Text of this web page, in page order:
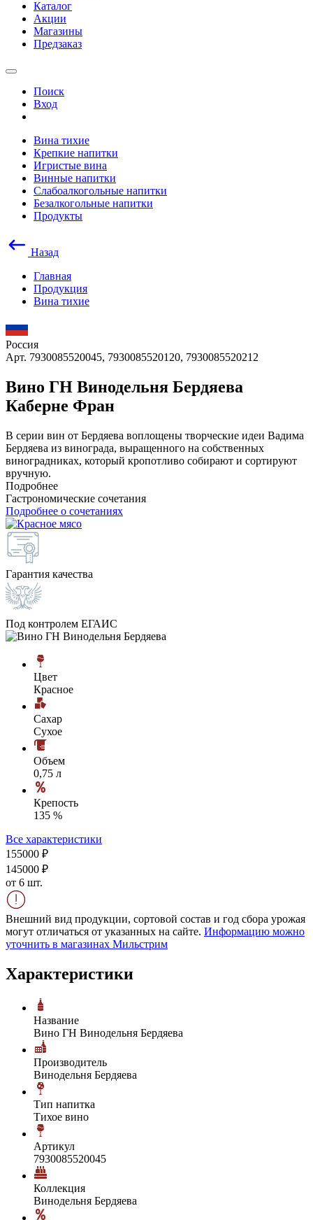
Каталог
Акции
Магазины
Предзаказ
Поиск
Вход
Вина тихие
Крепкие напитки
Игристые вина
Винные напитки
Слабоалкогольные напитки
Безалкогольные напитки
Продукты
Назад
Главная
Продукция
Вина тихие
Россия
Арт. 7930085520045, 7930085520120, 7930085520212
Вино ГН Винодельня Бердяева
Каберне Фран
В серии вин от Бердяева воплощены творческие идеи Вадима
Бердяева из винограда, выращенного на собственных
виноградниках, который кропотливо собирают и сортируют
вручную.
Подробнее
Гастрономические сочетания
Подробнее о сочетаниях
Гарантия качества
Под контролем ЕГАИС
Цвет
Красное
Сахар
Сухое
Объем
0,75 л
Крепость
135 %
Все характеристики
155000 ₽
145000 ₽
от 6 шт.
Внешний вид продукции, сортовой состав и год сбора урожая
могут отличаться от указанных на сайте. Информацию можно
уточнить в магазинах Мильстрим
Характеристики
Название
Вино ГН Винодельня Бердяева
Производитель
Винодельня Бердяева
Тип напитка
Тихое вино
Артикул
7930085520045
Коллекция
Винодельня Бердяева